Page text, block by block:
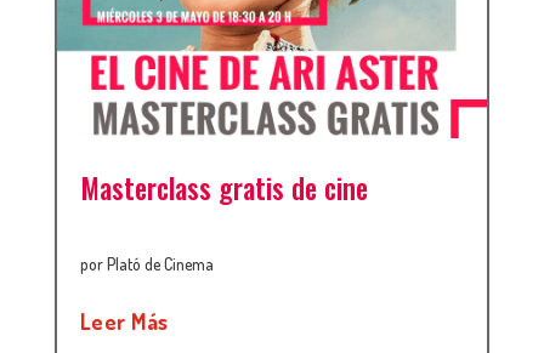
Masterclass gratis de cine
porPlató de Cinema
Leer Más